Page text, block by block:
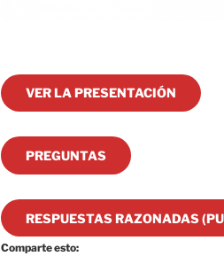
VER LA PRESENTACIÓN
PREGUNTAS
RESPUESTAS RAZONADAS
Comparte esto: